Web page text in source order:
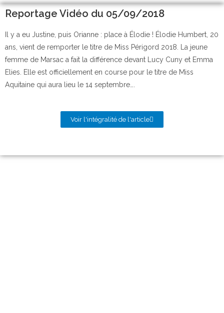
Reportage Vidéo du 05/09/2018
Il y a eu Justine, puis Orianne : place à Élodie ! Élodie Humbert, 20
ans, vient de remporter le titre de Miss Périgord 2018. La jeune
femme de Marsac a fait la différence devant Lucy Cuny et Emma
Elies. Elle est officiellement en course pour le titre de Miss
Aquitaine qui aura lieu le 14 septembre….
Voir l'intégralité de l'article